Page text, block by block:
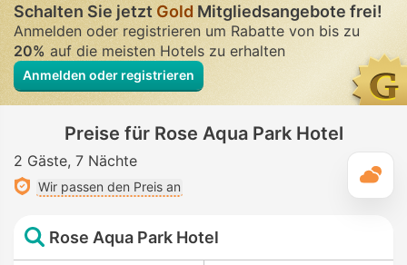
Schalten Sie jetztGold Mitgliedsangebote frei!
Anmelden oder registrieren um Rabatte von bis zu
20%auf die meisten Hotels zu erhalten
Anmelden oder registrieren
Preise für Rose Aqua Park Hotel
2 Gäste 7 Nächte
Wir passen den Preis an
Rose Aqua Park Hotel